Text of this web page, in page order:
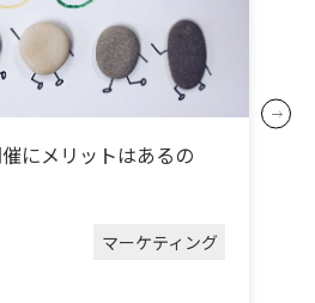
にメリットはあるの
マーケティング